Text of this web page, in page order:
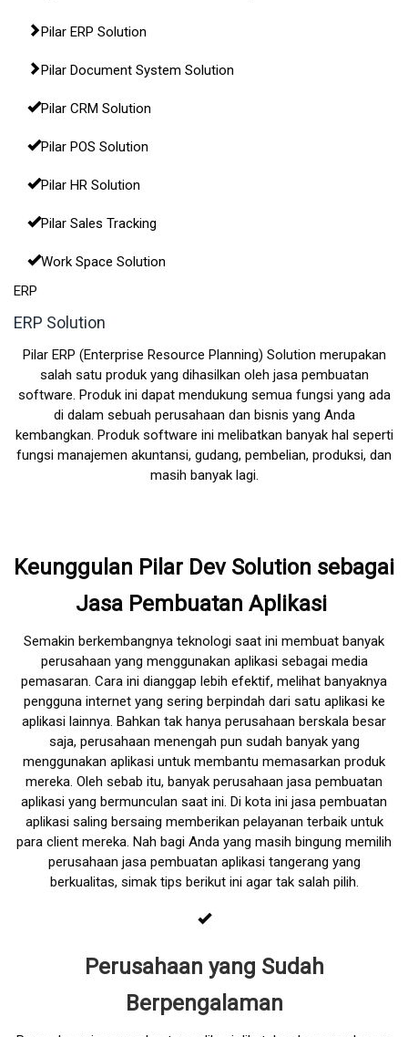
Pilar ERP Solution
Pilar Document System Solution
Pilar CRM Solution
Pilar POS Solution
Pilar HR Solution
Pilar Sales Tracking
Work Space Solution
ERP
ERP Solution
Pilar ERP (Enterprise Resource Planning) Solution merupakan
salah satu produk yang dihasilkan oleh jasa pembuatan
software. Produk ini dapat mendukung semua fungsi yang ada
di dalam sebuah perusahaan dan bisnis yang Anda
kembangkan. Produk software ini melibatkan banyak hal seperti
fungsi manajemen akuntansi, gudang, pembelian, produksi, dan
masih banyak lagi.
Keunggulan Pilar Dev Solution sebagai
Jasa Pembuatan Aplikasi
Semakin berkembangnya teknologi saat ini membuat banyak
perusahaan yang menggunakan aplikasi sebagai media
pemasaran. Cara ini dianggap lebih efektif, melihat banyaknya
pengguna internet yang sering berpindah dari satu aplikasi ke
aplikasi lainnya. Bahkan tak hanya perusahaan berskala besar
saja, perusahaan menengah pun sudah banyak yang
menggunakan aplikasi untuk membantu memasarkan produk
mereka. Oleh sebab itu, banyak perusahaan jasa pembuatan
aplikasi yang bermunculan saat ini. Di kota ini jasa pembuatan
aplikasi saling bersaing memberikan pelayanan terbaik untuk
para client mereka. Nah bagi Anda yang masih bingung memilih
perusahaan jasa pembuatan aplikasi tangerang yang
berkualitas, simak tips berikut ini agar tak salah pilih.
Perusahaan yang Sudah
Berpengalaman